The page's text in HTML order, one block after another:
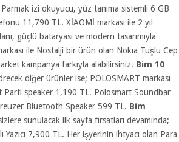
izi okuyucu, yüz tanıma sistemli 6 GB
11,790 TL. XİAOMİ markası ile 2 yıl
güçlü bataryası ve modern tasarımıyla
ile Nostalji bir ürün olan Nokıa Tuşlu Cep
kampanya farkıyla alabilirsiniz. Bim 10
diğer ürünler ise; POLOSMART markası
Parti speaker 1,190 TL. Polosmart Soundbar
Bluetooth Speaker 599 TL. Bim
sunulacak ilk sayfa fırsatları devamında;
7,900 TL. Her işyerinin ihtyacı olan Para